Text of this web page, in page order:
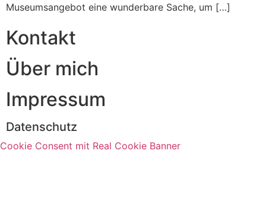
Museumsangebot eine wunderbare Sache, um […]
Kontakt
Über mich
Impressum
Datenschutz
Cookie Consent mit Real Cookie Banner